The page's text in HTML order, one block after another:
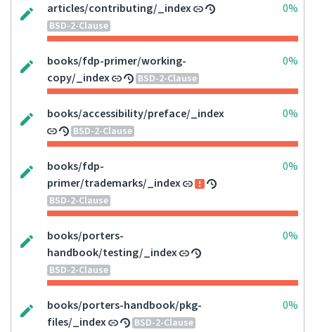
articles/contributing/_index
BSD-2-Clause
0%
books/fdp-primer/working-
copy/_index
BSD-2-Clause
0%
books/accessibility/preface/_index
BSD-2-Clause
0%
books/fdp-
primer/trademarks/_index
BSD-2-Clause
0%
books/porters-
handbook/testing/_index
BSD-2-Clause
0%
books/porters-handbook/pkg-
files/_index
BSD-2-Clause
0%